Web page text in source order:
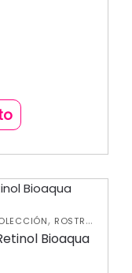
, ROSTRO
Bioaqua